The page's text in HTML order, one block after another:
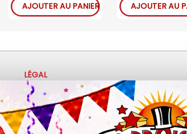
AJOUTER AU PANIER AJOUTER AU
LÉGAL
Mentions légales
Politique de confidentialité
Conditions d'utilisation